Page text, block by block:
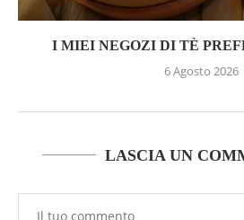
I MIEI NEGOZI DI TÈ
6 Agosto 2026
LASCIA UN